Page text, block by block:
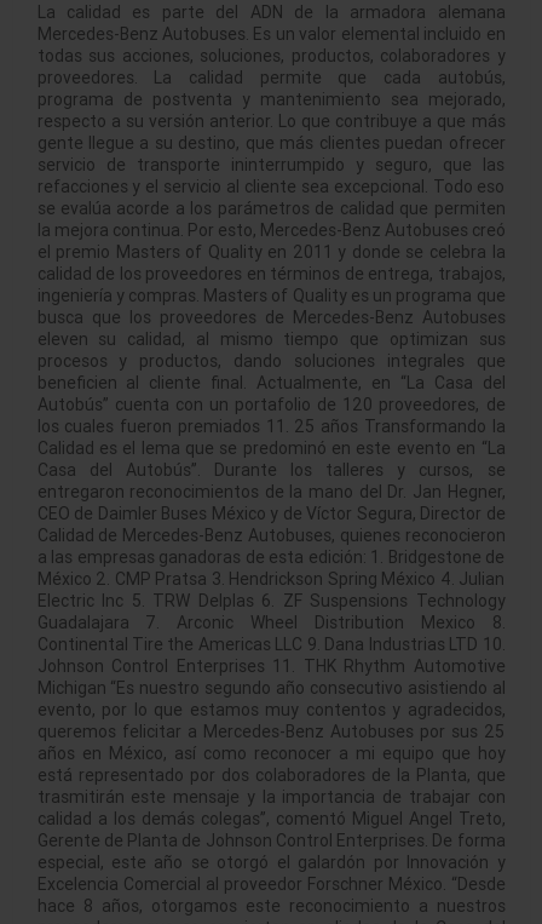
La calidad es parte del ADN de la armadora alemana
Mercedes-Benz Autobuses. Es un valor elemental incluido en
todas sus acciones, soluciones, productos, colaboradores y
proveedores. La calidad permite que cada autobús,
programa de postventa y mantenimiento sea mejorado,
respecto a su versión anterior. Lo que contribuye a que más
gente llegue a su destino, que más clientes puedan ofrecer
servicio de transporte ininterrumpido y seguro, que las
refacciones y el servicio al cliente sea excepcional. Todo eso
se evalúa acorde a los parámetros de calidad que permiten
la mejora continua. Por esto, Mercedes-Benz Autobuses creó
el premio Masters of Quality en 2011 y donde se celebra la
calidad de los proveedores en términos de entrega, trabajos,
ingeniería y compras. Masters of Quality es un programa que
busca que los proveedores de Mercedes-Benz Autobuses
eleven su calidad, al mismo tiempo que optimizan sus
procesos y productos, dando soluciones integrales que
beneficien al cliente final. Actualmente, en “La Casa del
Autobús” cuenta con un portafolio de 120 proveedores, de
los cuales fueron premiados 11. 25 años Transformando la
Calidad es el lema que se predominó en este evento en “La
Casa del Autobús”. Durante los talleres y cursos, se
entregaron reconocimientos de la mano del Dr. Jan Hegner,
CEO de Daimler Buses México y de Víctor Segura, Director de
Calidad de Mercedes-Benz Autobuses, quienes reconocieron
a las empresas ganadoras de esta edición: 1. Bridgestone de
México 2. CMP Pratsa 3. Hendrickson Spring México 4. Julian
Electric Inc 5. TRW Delplas 6. ZF Suspensions Technology
Guadalajara 7. Arconic Wheel Distribution Mexico 8.
Continental Tire the Americas LLC 9. Dana Industrias LTD 10.
Johnson Control Enterprises 11. THK Rhythm Automotive
Michigan “Es nuestro segundo año consecutivo asistiendo al
evento, por lo que estamos muy contentos y agradecidos,
queremos felicitar a Mercedes-Benz Autobuses por sus 25
años en México, así como reconocer a mi equipo que hoy
está representado por dos colaboradores de la Planta, que
trasmitirán este mensaje y la importancia de trabajar con
calidad a los demás colegas”, comentó Miguel Angel Treto,
Gerente de Planta de Johnson Control Enterprises. De forma
especial, este año se otorgó el galardón por Innovación y
Excelencia Comercial al proveedor Forschner México. “Desde
hace 8 años, otorgamos este reconocimiento a nuestros